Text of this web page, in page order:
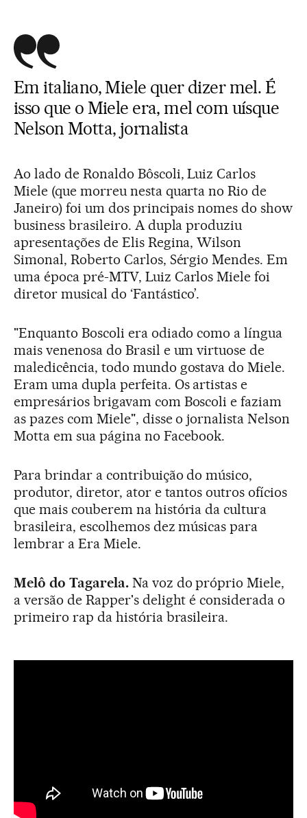
Em italiano, Miele quer dizer mel. É
isso que o Miele era, mel com uísque
Nelson Motta, jornalista
Ao lado de Ronaldo Bôscoli, Luiz Carlos
Miele (que morreu nesta quarta no Rio de
Janeiro) foi um dos principais nomes do show
business brasileiro. A dupla produziu
apresentações de Elis Regina, Wilson
Simonal, Roberto Carlos, Sérgio Mendes. Em
uma época pré-MTV, Luiz Carlos Miele foi
diretor musical do ‘Fantástico’.
"Enquanto Boscoli era odiado como a língua
mais venenosa do Brasil e um virtuose de
maledicência, todo mundo gostava do Miele.
Eram uma dupla perfeita. Os artistas e
empresários brigavam com Boscoli e faziam
as pazes com Miele", disse o jornalista Nelson
Motta em sua página no Facebook.
Para brindar a contribuição do músico,
produtor, diretor, ator e tantos outros ofícios
que mais couberem na história da cultura
brasileira, escolhemos dez músicas para
lembrar a Era Miele.
Melô do Tagarela.Na voz do próprio Miele,
a versão de Rapper's delight é considerada o
primeiro rap da história brasileira.